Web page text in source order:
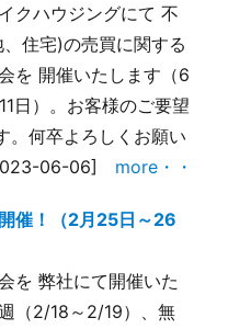
クハウジングにて 不
住宅)の売買に関する
を 開催いたします（6
日）。お客様のご要望
。何卒よろしくお願い
06-06] more・・
催！（2月25日～26
を 弊社にて開催いた
（2/18～2/19）、無